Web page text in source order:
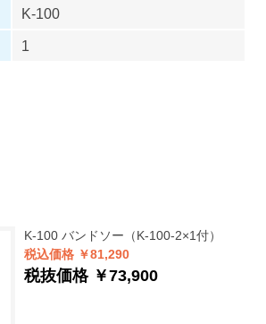
K-100
1
K-100 バンドソー（K-100-2×1付）
税込価格 ￥81,290
税抜価格 ￥73,900